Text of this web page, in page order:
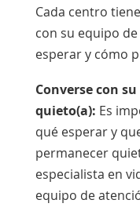
Cada centro
con su equipo
esperar y cómo
Converse con
quieto(a): Es
qué esperar y
permanecer
especialista en
equipo de